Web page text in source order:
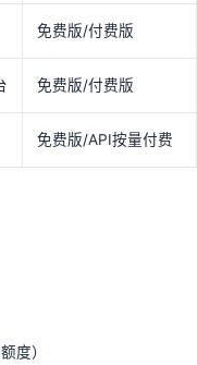
免费版/付费版
免费版/付费版
免费版/API按量付费
度）